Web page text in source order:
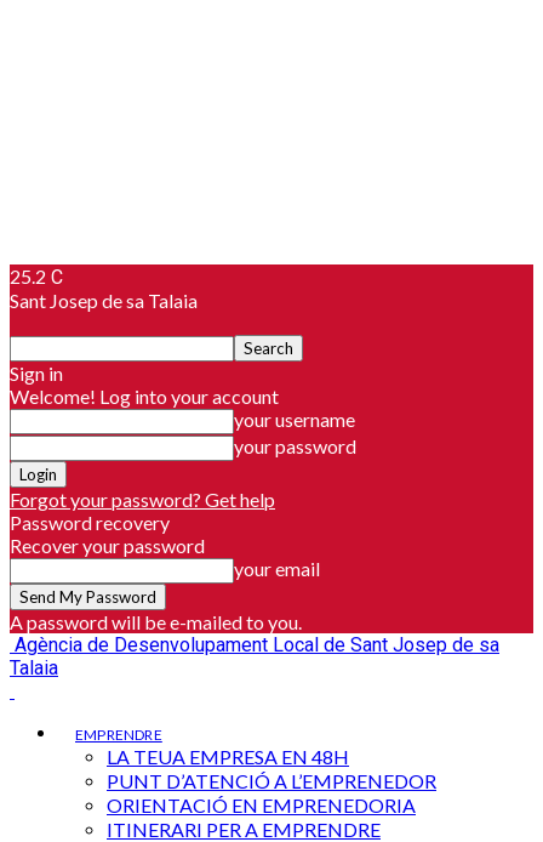
25.2 C
Sant Josep de sa Talaia
Sign in
Welcome! Log into your account
your username
your password
Forgot your password? Get help
Password recovery
Recover your password
your email
A password will be e-mailed to you.
Agència de Desenvolupament Local de Sant Josep de sa
Talaia
EMPRENDRE
LA TEUA EMPRESA EN 48H
PUNT D’ATENCIÓ A L’EMPRENEDOR
ORIENTACIÓ EN EMPRENEDORIA
ITINERARI PER A EMPRENDRE